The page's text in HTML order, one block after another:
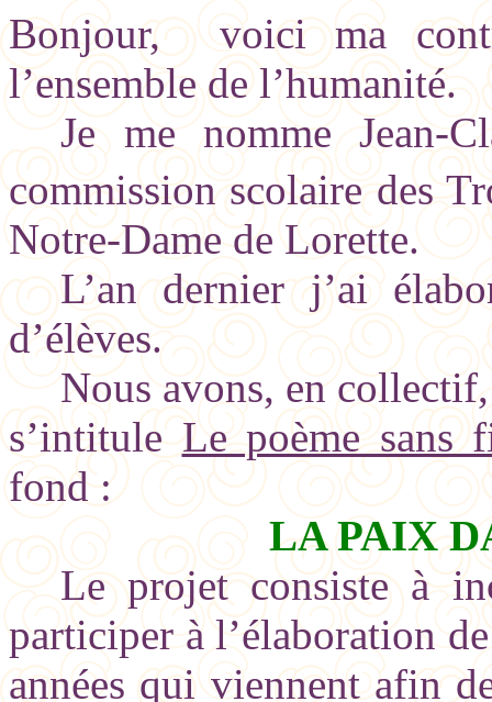
Bonjour, voici ma
l’ensemble de l’humanité.
Je me nomme Jean-
commission scolaire des
Notre-Dame de Lorette.
L’an dernier j’ai
d’élèves.
Nous avons, en
s’intituleLe poème sans
fond :
LA PAIX
Le projet consiste à
participer à l’élaboration
années qui viennent afin